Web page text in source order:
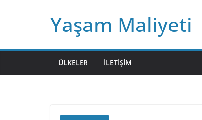
Yaşam Maliyeti
ÜLKELER İLETIŞIM